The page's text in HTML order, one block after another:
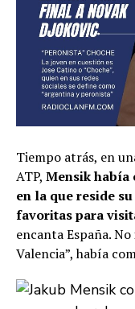
Tiempo atrás, en
ATP, Mensik había
en la que reside
favoritas para
encanta España.
Valencia”, había